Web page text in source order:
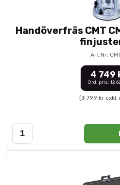
Handöverfräs CMT
Art.Nr:
4 749
Ord. pris: 12
(3 799 kr exkl.